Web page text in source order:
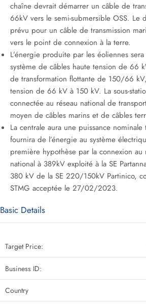
chaîne devrait démarrer un câble de
66kV vers le semi-submersible OSS. Le
prévu pour un câble de transmission
vers le point de connexion à la terre.
L’énergie produite par les éoliennes
système de câbles haute tension de 66
de transformation flottante de 150/66
tension de 66 kV à 150 kV. La sous-
connectée au réseau national de
moyen de câbles marins et de câbles
La centrale aura une puissance
fournira de l’énergie au système
première hypothèse par la connexion au
national à 389kV exploité à la SE
380 kV de la SE 220/150kV Partinico,
STMG acceptée le 27/02/2023.
Basic Details
Target Price:
Business ID:
Country